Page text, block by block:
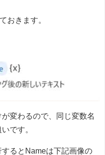
おきます。
変わるので、同じ変数名
です。
るとNameは下記画像の